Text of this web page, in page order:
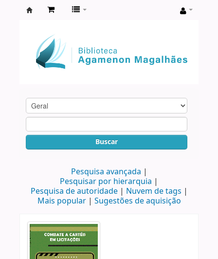
Agamenon
Magalhães
Buscar
Pesquisa avançada
Pesquisar por hierarquia
Pesquisa de autoridade
Nuvem de tags
Mais popular
Sugestões de aquisição